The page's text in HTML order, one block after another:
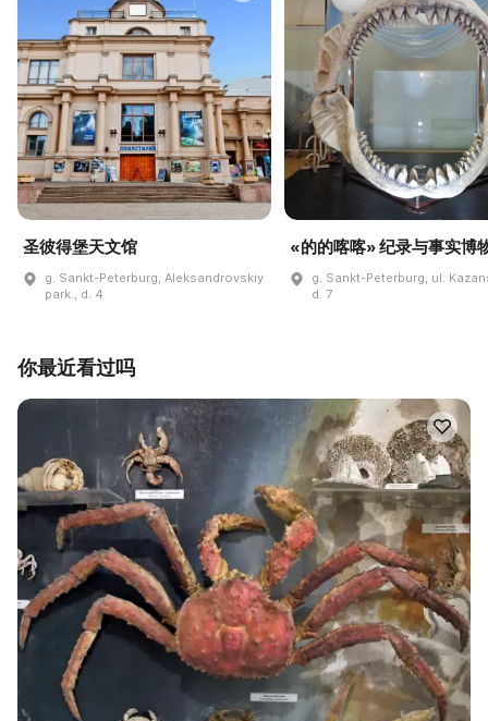
圣彼得堡天文馆
g. Sankt-Peterburg, Aleksandrovskiy
park., d. 4
«的的喀喀» 纪录与事实博
g. Sankt-Peterburg, ul.
d. 7
你最近看过吗